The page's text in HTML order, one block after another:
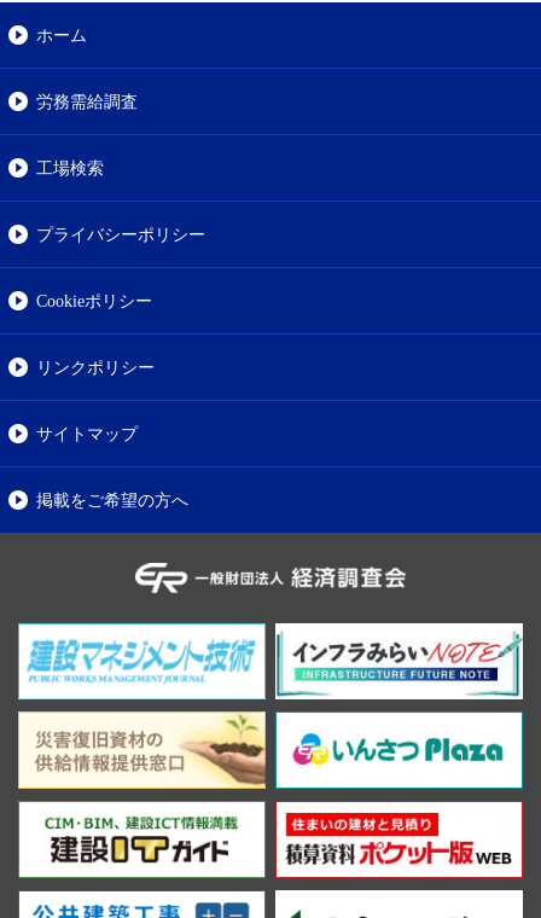
ホーム
労務需給調査
工場検索
プライバシーポリシー
Cookieポリシー
リンクポリシー
サイトマップ
掲載をご希望の方へ